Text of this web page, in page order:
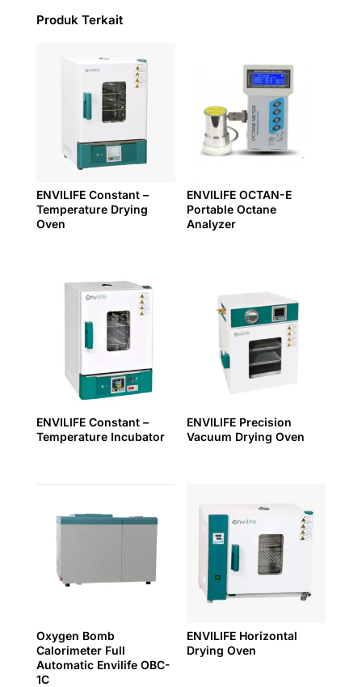
Produk Terkait
ENVILIFE Constant –
Temperature Drying
Oven
ENVILIFE OCTAN-E
Portable Octane
Analyzer
ENVILIFE Constant –
Temperature Incubator
ENVILIFE Precision
Vacuum Drying Oven
Oxygen Bomb
Calorimeter Full
Automatic Envilife OBC-
1C
ENVILIFE Horizontal
Drying Oven